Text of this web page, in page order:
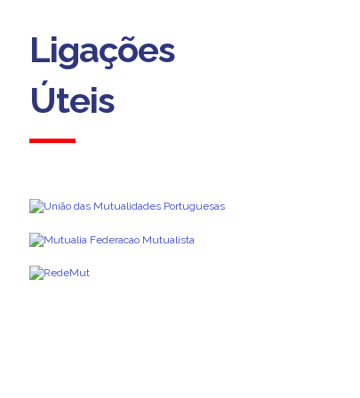
Ligações
Úteis